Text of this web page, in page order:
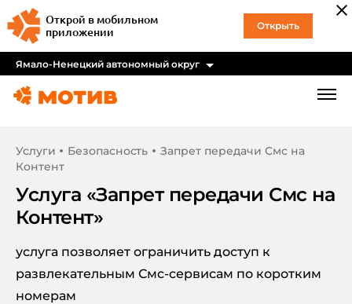
Открой в мобильном
приложении
Открыть
Ямало-Ненецкий автономный округ
Услуги Безопасность
Запрет передачи Смс на
Контент
Услуга «Запрет передачи Смс на
Контент»
услуга позволяет ограничить доступ к
развлекательным Смс-сервисам по коротким
номерам